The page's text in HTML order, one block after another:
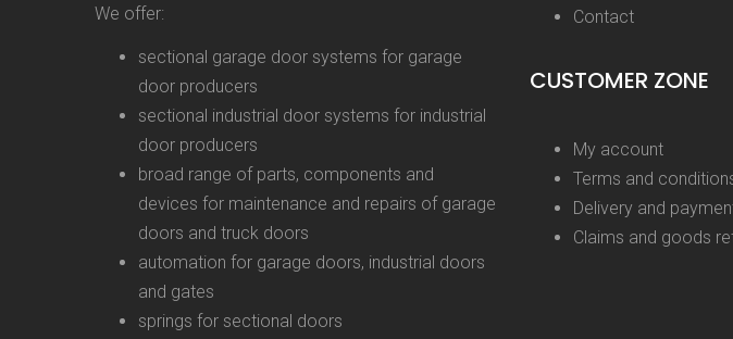
We offer:
sectional garage door systems for garage
door producers
sectional industrial door systems for industrial
door producers
broad range of parts, components and
devices for maintenance and repairs of garage
doors and truck doors
automation for garage doors, industrial doors
and gates
springs for sectional doors
Contact
CUSTOMER ZONE
My account
Terms and
Delivery and
Claims and goods